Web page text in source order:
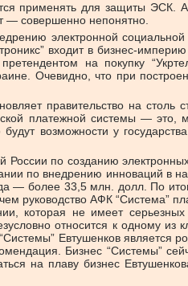
применять для защиты
— совершенно непонятно.
электронной
входит в бизнес-
на покупку
Очевидно, что при
правительство на
платежной системы — это,
возможности у
по созданию
по внедрению инноваций в
— более 33,5 млн. долл. По
АФК “Система”
которая не имеет
относится к одному из
Евтушенков является
Бизнес “Системы”
на плаву бизнес